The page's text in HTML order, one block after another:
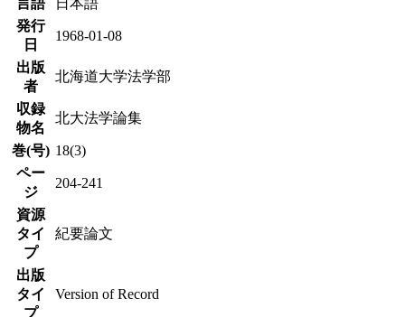
発行
日
1968-01-08
出版
者
北海道大学法学部
収録
物名
北大法学論集
巻(号) 18(3)
ペー
ジ
204-241
資源
タイ
プ
紀要論文
出版
タイ
プ
Version of Record